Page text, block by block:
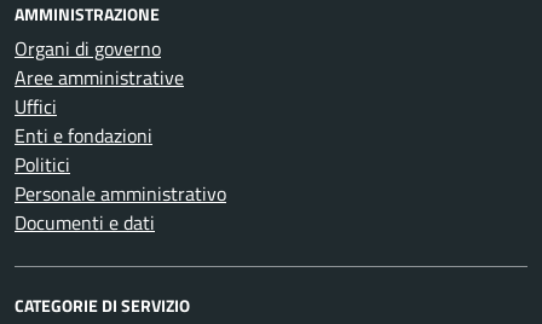
AMMINISTRAZIONE
Organi di governo
Aree amministrative
Uffici
Enti e fondazioni
Politici
Personale amministrativo
Documenti e dati
CATEGORIE DI SERVIZIO